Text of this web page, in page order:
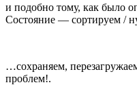
и подобно тому, как было
Состояние — сортируем /
…сохраняем,
проблем!.